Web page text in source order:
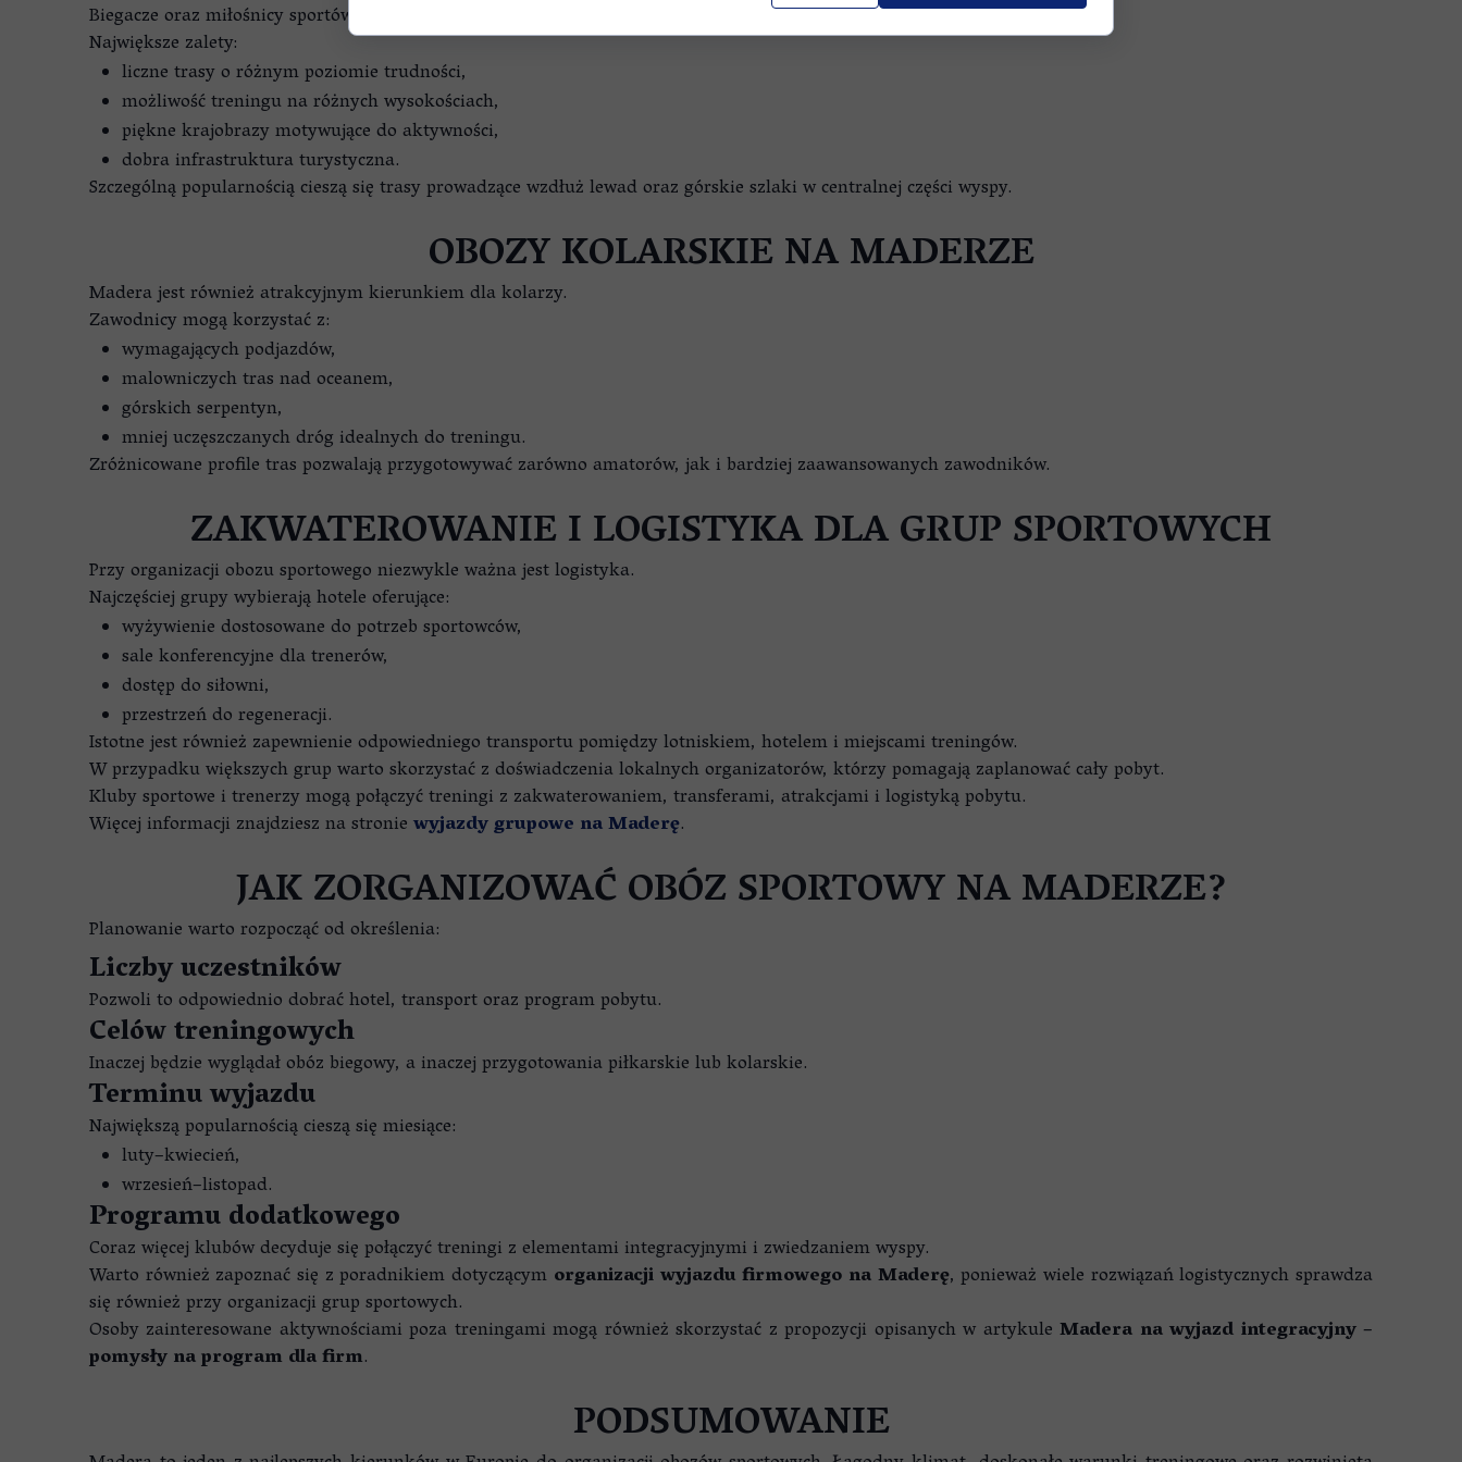
Biegacze oraz miłośnicy sportów wytrzymałościowych znajdą na Maderze doskonałe warunki do treningu.
Największe zalety:
liczne trasy o różnym poziomie trudności,
możliwość treningu na różnych wysokościach,
piękne krajobrazy motywujące do aktywności,
dobra infrastruktura turystyczna.
Szczególną popularnością cieszą się trasy prowadzące wzdłuż lewad oraz górskie szlaki w centralnej części wyspy.
OBOZY KOLARSKIE NA MADERZE
Madera jest również atrakcyjnym kierunkiem dla kolarzy.
Zawodnicy mogą korzystać z:
wymagających podjazdów,
malowniczych tras nad oceanem,
górskich serpentyn,
mniej uczęszczanych dróg idealnych do treningu.
Zróżnicowane profile tras pozwalają przygotowywać zarówno amatorów, jak i bardziej zaawansowanych zawodników.
ZAKWATEROWANIE I LOGISTYKA DLA GRUP SPORTOWYCH
Przy organizacji obozu sportowego niezwykle ważna jest logistyka.
Najczęściej grupy wybierają hotele oferujące:
wyżywienie dostosowane do potrzeb sportowców,
sale konferencyjne dla trenerów,
dostęp do siłowni,
przestrzeń do regeneracji.
Istotne jest również zapewnienie odpowiedniego transportu pomiędzy lotniskiem, hotelem i miejscami treningów.
W przypadku większych grup warto skorzystać z doświadczenia lokalnych organizatorów, którzy pomagają zaplanować cały pobyt.
Kluby sportowe i trenerzy mogą połączyć treningi z zakwaterowaniem, transferami, atrakcjami i logistyką pobytu.
Więcej informacji znajdziesz na stroniewyjazdy grupowe na Maderę.
JAK ZORGANIZOWAĆ OBÓZ SPORTOWY NA MADERZE?
Planowanie warto rozpocząć od określenia:
Liczby uczestników
Pozwoli to odpowiednio dobrać hotel, transport oraz program pobytu.
Celów treningowych
Inaczej będzie wyglądał obóz biegowy, a inaczej przygotowania piłkarskie lub kolarskie.
Terminu wyjazdu
Największą popularnością cieszą się miesiące:
luty–kwiecień,
wrzesień–listopad.
Programu dodatkowego
Coraz więcej klubów decyduje się połączyć treningi z elementami integracyjnymi i zwiedzaniem wyspy.
Warto również zapoznać się z poradnikiem dotyczącym organizacji wyjazdu firmowego na Maderę, ponieważ wiele rozwiązań logistycznych sprawdza
się również przy organizacji grup sportowych.
Osoby zainteresowane aktywnościami poza treningami mogą również skorzystać z propozycji opisanych w artykuleMadera na wyjazd integracyjny –
pomysły na program dla firm.
PODSUMOWANIE